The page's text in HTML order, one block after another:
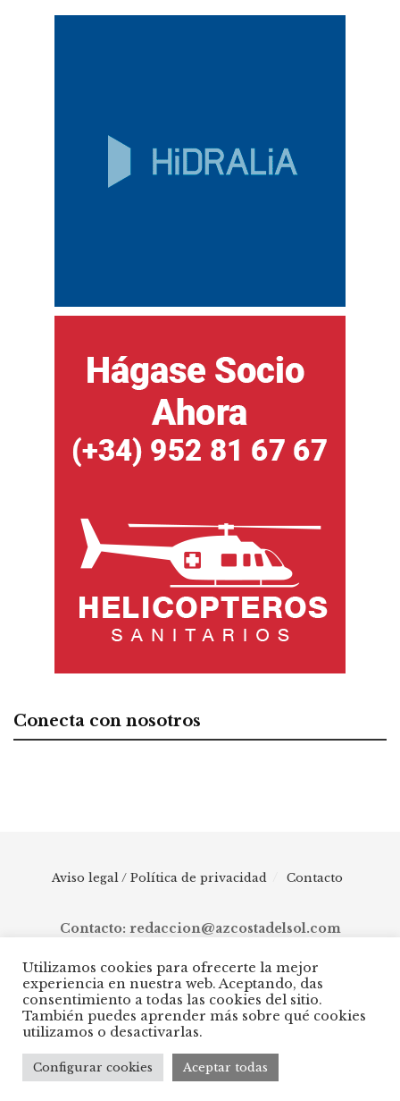
Conecta con nosotros
Aviso legal / Política de privacidad Contacto
Contacto: redaccion@azcostadelsol.com
© 2025 AZ Costa del Sol - Diario digital de Málaga capital hasta
Manilva, pasando por Torremolinos, Benalmádena, Fuengirola,
Mijas, Ojén, Marbella, Istán, Benahavís, Estepona y Casares.
Utilizamos cookies para ofrecerte la mejor
experiencia en nuestra web. Aceptando, das
consentimiento a todas las cookies del sitio.
También puedes aprender más sobre qué cookies
utilizamos o desactivarlas.
Configurar cookies Aceptar todas